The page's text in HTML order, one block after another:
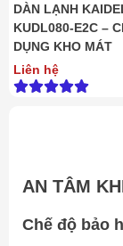
DÀN LẠNH
KUDL080-E2C –
DỤNG KHO MÁT
Liên hệ
AN TÂM
Chế độ bảo